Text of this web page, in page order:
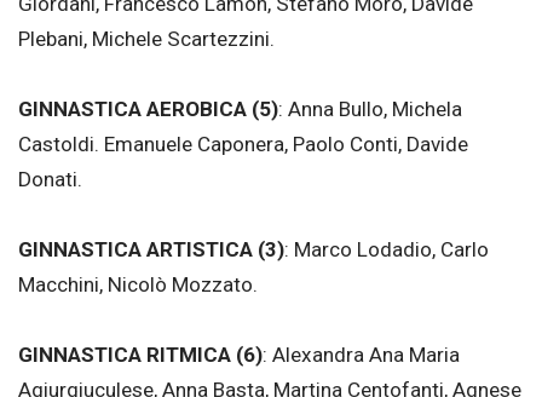
Plebani, Michele Scartezzini.
GINNASTICA AEROBICA (5): Anna Bullo, Michela
Castoldi. Emanuele Caponera, Paolo Conti, Davide
Donati.
GINNASTICA ARTISTICA (3): Marco Lodadio, Carlo
Macchini, Nicolò Mozzato.
GINNASTICA RITMICA (6): Alexandra Ana Maria
Agiurgiuculese, Anna Basta, Martina Centofanti, Agnese